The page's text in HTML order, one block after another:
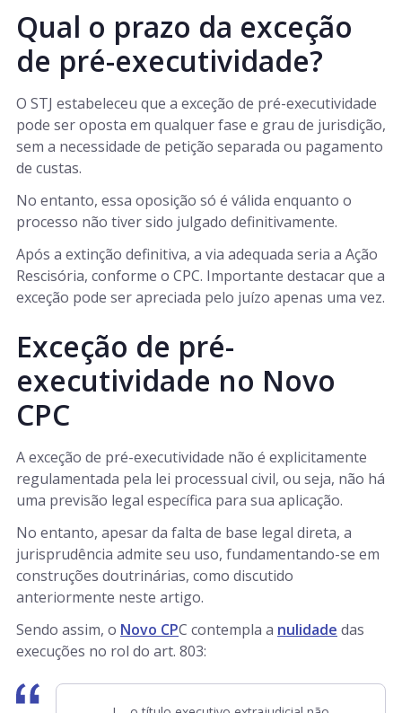
Qual o prazo da exceção
de pré-executividade?
O STJ estabeleceu que a exceção de pré-executividade
pode ser oposta em qualquer fase e grau de jurisdição,
sem a necessidade de petição separada ou pagamento
de custas.
No entanto, essa oposição só é válida enquanto o
processo não tiver sido julgado definitivamente.
Após a extinção definitiva, a via adequada seria a Ação
Rescisória, conforme o CPC. Importante destacar que a
exceção pode ser apreciada pelo juízo apenas uma vez.
Exceção de pré-
executividade no Novo
CPC
A exceção de pré-executividade não é explicitamente
regulamentada pela lei processual civil, ou seja, não há
uma previsão legal específica para sua aplicação.
No entanto, apesar da falta de base legal direta, a
jurisprudência admite seu uso, fundamentando-se em
construções doutrinárias, como discutido
anteriormente neste artigo.
Sendo assim, o Novo CPC contempla a nulidade das
execuções no rol do art. 803: